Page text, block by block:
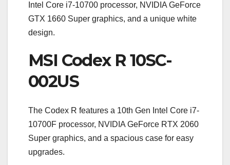
Intel Core i7-10700 processor, NVIDIA GeForce
GTX 1660 Super graphics, and a unique white
design.
MSI Codex R 10SC-
002US
The Codex R features a 10th Gen Intel Core i7-
10700F processor, NVIDIA GeForce RTX 2060
Super graphics, and a spacious case for easy
upgrades.